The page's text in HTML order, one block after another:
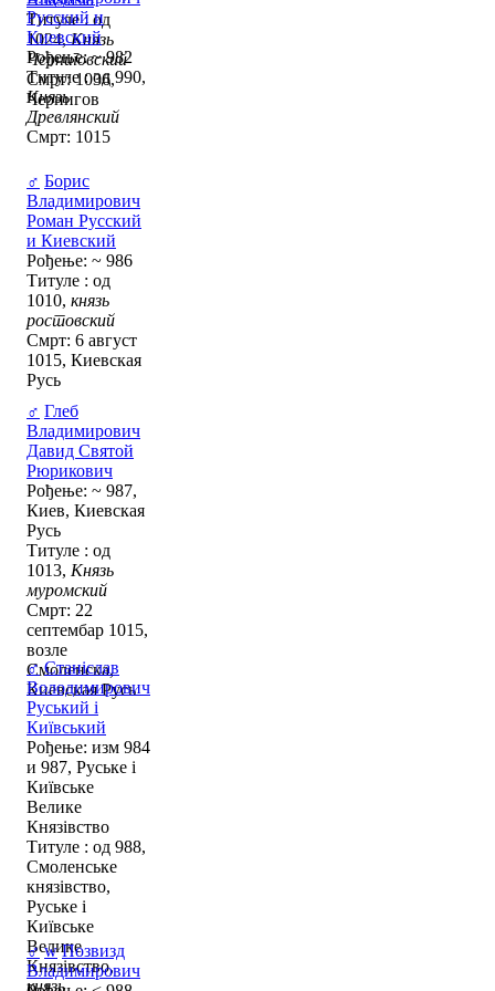
Титуле : од
1024,Князь
Черниговский
Смрт: 1036,
Чернигов
Русский и
Киевский
Рођење: ~ 982
Титуле : од 990,
Князь
Древлянский
Смрт: 1015
♂ Борис
Владимирович
Роман Русский
и Киевский
Рођење: ~ 986
Титуле : од
1010, князь
ростовский
Смрт: 6 август
1015, Киевская
Русь
♂ Глеб
Владимирович
Давид Святой
Рюрикович
Рођење: ~ 987,
Киев, Киевская
Русь
Титуле : од
1013, Князь
муромский
Смрт: 22
септембар 1015,
возле
Смоленска,
Киевская Русь
♂ Станіслав
Володимирович
Руський і
Київський
Рођење: изм 984
и 987, Руське і
Київське
Велике
Князівство
Титуле : од 988,
Смоленське
князівство,
Руське і
Київське
Велике
Князівство,
князь
♂ w Позвизд
Владимирович